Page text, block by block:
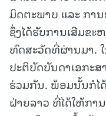
ມິດຕະພາບ ແລະ ກາ
ຊຶ່ງໄດ້ຮັບການເສີມຂະ
ທົດສະວັດທີ່ຜ່ານມາ.
ປະຕິບັດບັນດາເອກະ
ຮ່ວມກັນ. ພ້ອມນັ້ນກໍໄດ້
ຝ່າຍລາວ ທີ່ໄດ້ໃຫ້ກ